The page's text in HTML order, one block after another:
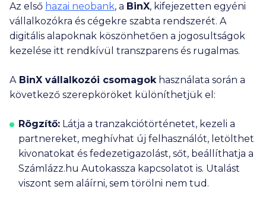
Az első hazai neobank, a BinX, kifejezetten egyéni
vállalkozókra és cégekre szabta rendszerét. A
digitális alapoknak köszönhetően a jogosultságok
kezelése itt rendkívül transzparens és rugalmas.
ABinX vállalkozói csomagokhasználata során a
következő szerepköröket különíthetjük el:
Rögzítő: Látja a tranzakciótörténetet, kezeli a
partnereket, meghívhat új felhasználót, letölthet
kivonatokat és fedezetigazolást, sőt, beállíthatja a
Számlázz.hu Autokassza kapcsolatot is. Utalást
viszont sem aláírni, sem törölni nem tud.